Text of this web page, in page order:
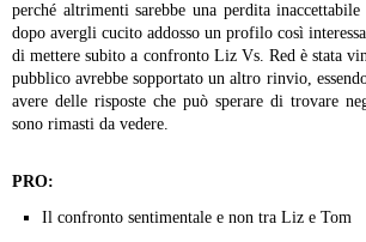
perché altrimenti sarebbe una perdita
dopo avergli cucito addosso un profilo così
di mettere subito a confronto Liz Vs. Red è stata
pubblico avrebbe sopportato un altro rinvio,
avere delle risposte che può sperare di trovare
sono rimasti da vedere.
PRO:
Il confronto sentimentale e non tra Liz e Tom